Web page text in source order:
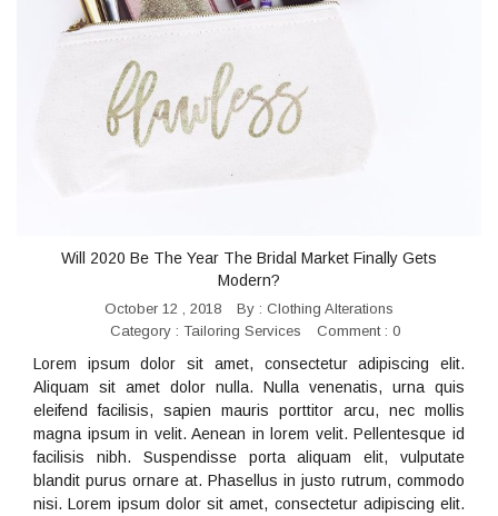
Will 2020 Be The Year The Bridal Market Finally Gets
Modern?
October 12 , 2018 By : Clothing Alterations
Category : Tailoring Services Comment : 0
Lorem ipsum dolor sit amet, consectetur adipiscing elit.
Aliquam sit amet dolor nulla. Nulla venenatis, urna quis
eleifend facilisis, sapien mauris porttitor arcu, nec mollis
magna ipsum in velit. Aenean in lorem velit. Pellentesque id
facilisis nibh. Suspendisse porta aliquam elit, vulputate
blandit purus ornare at. Phasellus in justo rutrum, commodo
nisi. Lorem ipsum dolor sit amet, consectetur adipiscing elit.